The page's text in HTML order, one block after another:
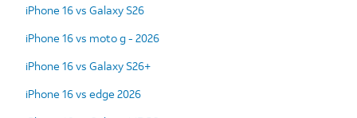
iPhone 16 vs Galaxy S26
iPhone 16 vs moto g - 2026
iPhone 16 vs Galaxy S26+
iPhone 16 vs edge 2026